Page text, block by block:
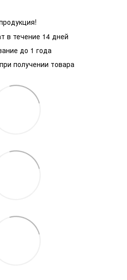
в течение 14 дней
до 1 года
получении товара